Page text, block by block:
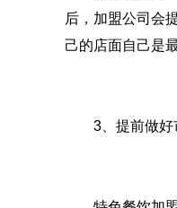
后，加盟公司会
己的店面自己是
3、提前做好